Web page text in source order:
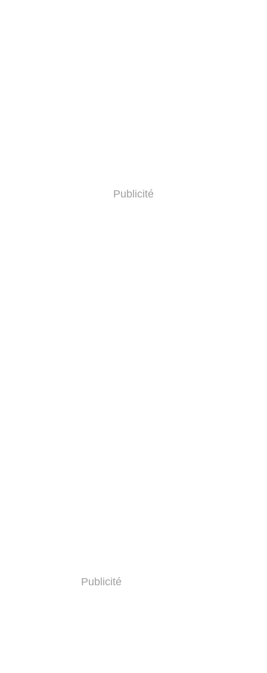
Publicité
Publicité